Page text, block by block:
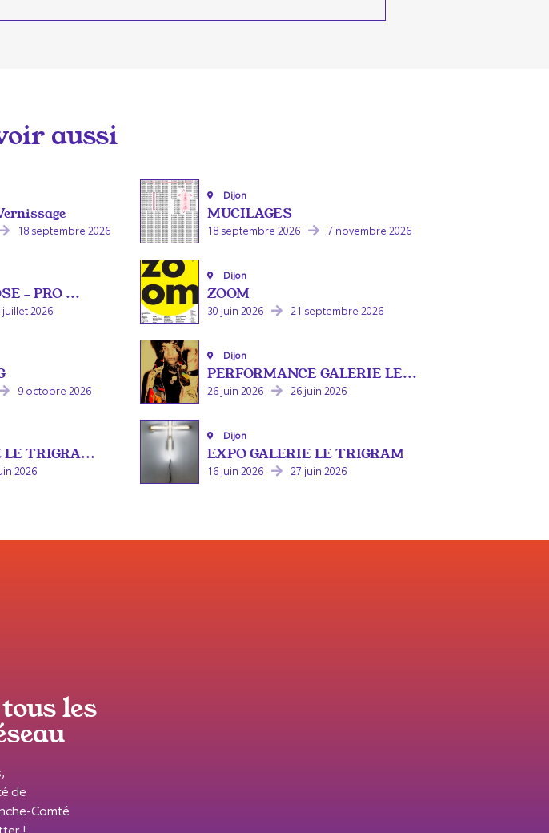
aussi
18 septembre 2026
Dijon
MUCILAGES
18 septembre 2026 7 novembre 2026
- PRO ...
juillet 2026
Dijon
ZOOM
30 juin 2026 21 septembre 2026
9 octobre 2026
Dijon
PERFORMANCE GALERIE LE...
26 juin 2026 26 juin 2026
LE TRIGRA...
2026
Dijon
EXPO GALERIE LE TRIGRAM
16 juin 2026 27 juin 2026
les
de
Comté